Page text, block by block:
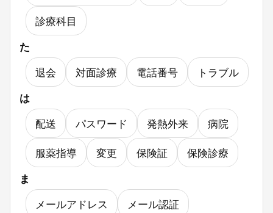
診療科目
た
退会 対面診療 電話番号 トラブル
は
配送 パスワード 発熱外来
病院
服薬指導
変更 保険証 保険診療
ま
メールアドレス メール認証